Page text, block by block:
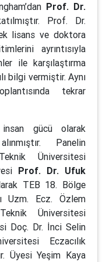
Prof. Dr.
Prof. Dr.
lisans ve doktora
ayrıntısıyla
ile karşılaştırma
bilgi vermiştir. Aynı
tekrar
gücü olarak
Panelin
Üniversitesi
Prof. Dr. Ufuk
TEB 18. Bölge
Uzm. Ecz. Özlem
Üniversitesi
Doç. Dr. İnci Selin
Eczacılık
Üyesi Yeşim Kaya